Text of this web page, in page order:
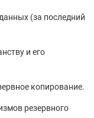
(за последний
и его
копирование.
резервного